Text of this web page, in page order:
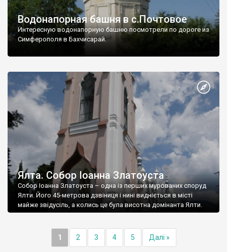
Водонапорная башня в с.Почтовое
Интересную водонапорную башню посмотрели по дороге из
Симферополя в Бахчисарай.
Ялта. Собор Іоанна Златоуста
Собор Іоанна Златоуста – одна із перших мурованих споруд
Ялти. Його 45-метрова дзвіниця і нині видніється в місті
майже звідусіль, а колись це була висотна домінанта Ялти.
1 2 3 4 5 Далі »